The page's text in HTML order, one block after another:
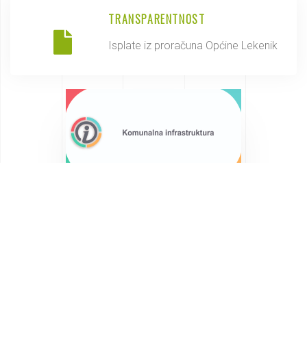
TRANSPARENTNOST
Isplate iz proračuna Općine Lekenik